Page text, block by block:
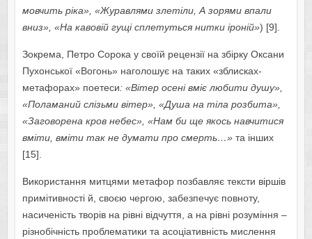
мовчить ріка», «Журавлями злетіли, А зорями впали
вниз», «На кавовій гущі сплетуться нитки іроній») [9].
Зокрема, Петро Сорока у своїй рецензії на збірку Оксани
Пухонської «Вогонь» наголошує на таких «зблисках-
метафорах» поетеси: «Вітер осені вміє любити душу»,
«Поламаний слізьми вітер», «Душа на тіла розбита»,
«Заговорена кров небес», «Нам би ще якось навчитися
вміти, вміти так не думати про смерть…» та інших
[15].
Використання митцями метафор позбавляє тексти віршів
примітивності й, своєю чергою, забезпечує повноту,
насиченість творів на рівні відчуття, а на рівні розуміння –
різнобічність проблематики та асоціативність мислення